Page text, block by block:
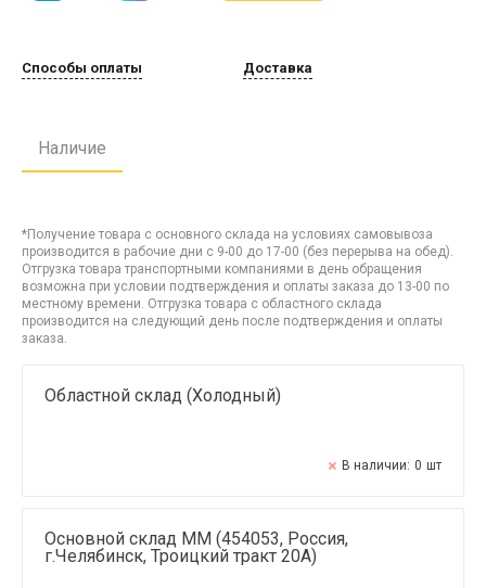
Способы оплаты Доставка
Наличие
*Получение товара с основного склада на условиях самовывоза
производится в рабочие дни с 9-00 до 17-00 (без перерыва на обед).
Отгрузка товара транспортными компаниями в день обращения
возможна при условии подтверждения и оплаты заказа до 13-00 по
местному времени. Отгрузка товара с областного склада
производится на следующий день после подтверждения и оплаты
заказа.
Областной склад (Холодный)
В наличии: 0 шт
Основной склад ММ (454053, Россия,
г.Челябинск, Троицкий тракт 20А)